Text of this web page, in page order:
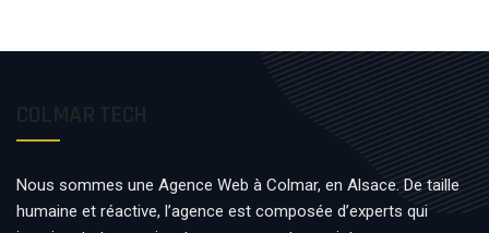
Nous sommes une Agence Web à Colmar, en Alsace. De taille
humaine et réactive, l’agence est composée d’experts qui